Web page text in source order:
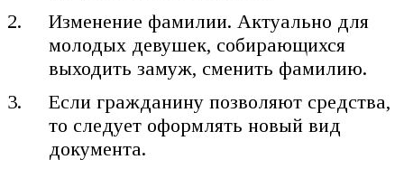
Изменение фамилии. Актуально для
молодых девушек, собирающихся
выходить замуж, сменить фамилию.
Если гражданину позволяют средства,
то следует оформлять новый вид
документа.